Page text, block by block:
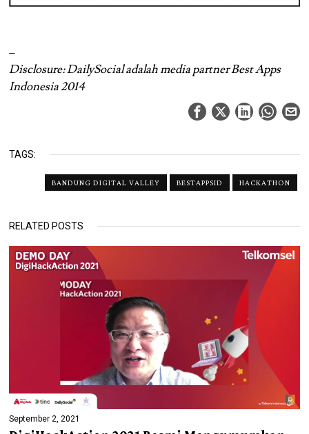
–
Disclosure: DailySocial adalah media partner Best Apps
Indonesia 2014
TAGS:
BANDUNG DIGITAL VALLEY BESTAPPSID HACKATHON
RELATED POSTS
September 2, 2021